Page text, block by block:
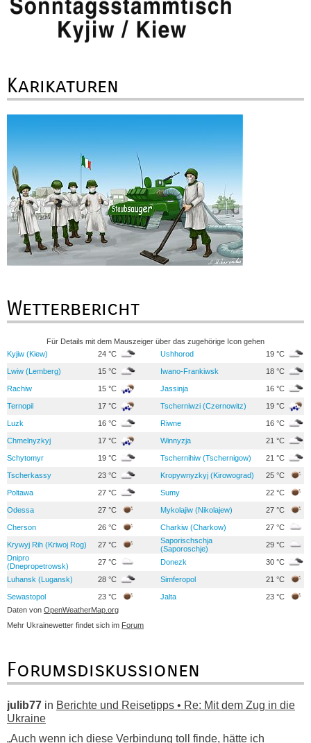
Karikaturen
Wetterbericht
Für Details mit dem Mauszeiger über das zugehörige Icon gehen
Kyjiw (Kiew)
24 °C Ushhorod 19 °C
Lwiw (Lemberg) 15 °C Iwano-Frankiwsk 18 °C
Rachiw 15 °C Jassinja 16 °C
Ternopil 17 °C Tscherniwzi (Czernowitz) 19 °C
Luzk 16 °C Riwne 16 °C
Chmelnyzkyj 17 °C Winnyzja 21 °C
Schytomyr 19 °C Tschernihiw (Tschernigow) 21 °C
Tscherkassy 23 °C Kropywnyzkyj (Kirowograd) 25 °C
Poltawa 27 °C Sumy 22 °C
Odessa 27 °C Mykolajiw (Nikolajew) 27 °C
Cherson 26 °C Charkiw (Charkow) 27 °C
Krywyj Rih (Kriwoj Rog) 27 °C
Saporischschja
(Saporoschje)
29 °C
Dnipro
(Dnepropetrowsk)
27 °C Donezk 30 °C
Luhansk (Lugansk) 28 °C Simferopol 21 °C
Sewastopol 23 °C Jalta
23 °C
Daten von OpenWeatherMap.org
Mehr Ukrainewetter findet sich im Forum
Forumsdiskussionen
julib77 in Berichte und Reisetipps • Re: Mit dem Zug in die
Ukraine
„Auch wenn ich diese Verbindung toll finde, hätte ich